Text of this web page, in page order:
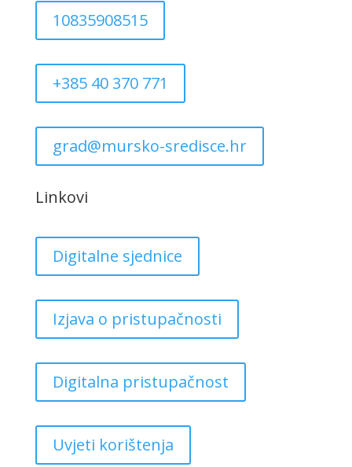
10835908515
+385 40 370 771
grad@mursko-sredisce.hr
Linkovi
Digitalne sjednice
Izjava o pristupačnosti
Digitalna pristupačnost
Uvjeti korištenja